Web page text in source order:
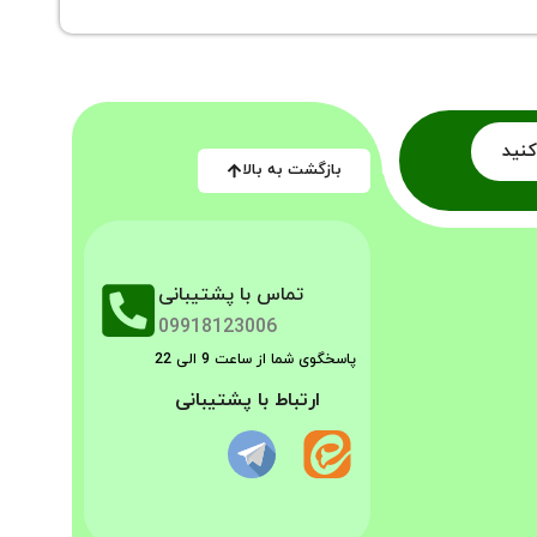
بازگشت به بالا
تماس با پشتیبانی
09918123006
پاسخگوی شما از ساعت 9 الی 22
ارتباط با پشتیبانی